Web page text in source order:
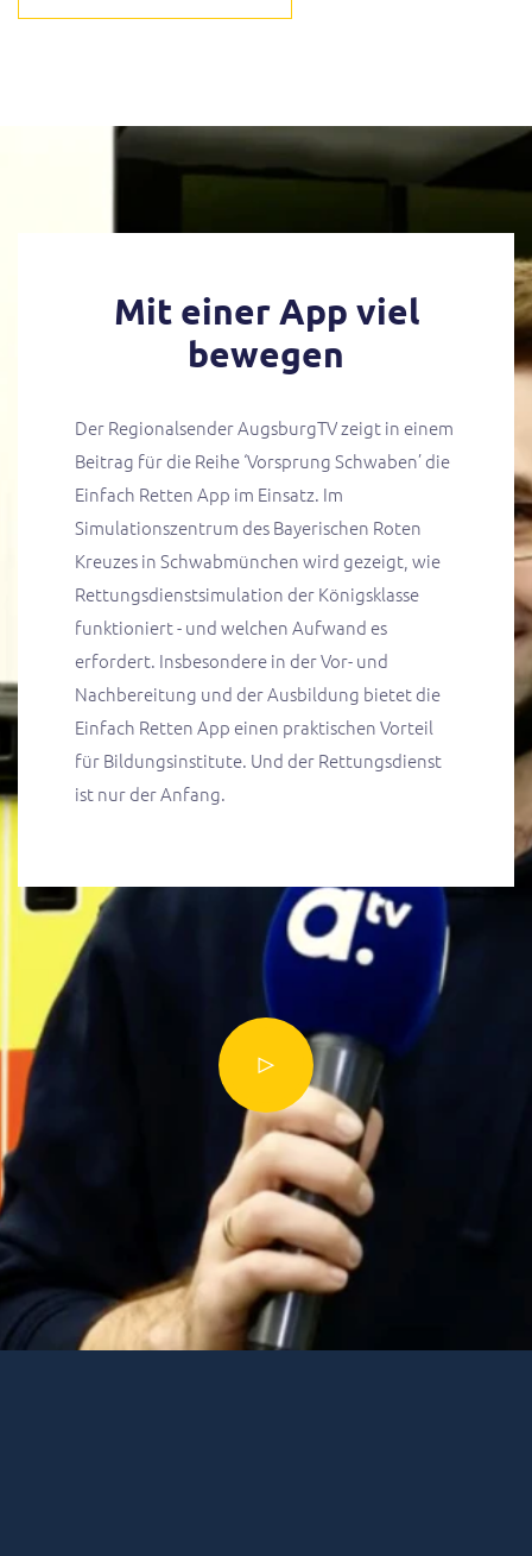
Mit einer App viel
bewegen
Der Regionalsender AugsburgTV zeigt in einem
Beitrag für die Reihe ‘Vorsprung Schwaben’ die
Einfach Retten App im Einsatz. Im
Simulationszentrum des Bayerischen Roten
Kreuzes in Schwabmünchen wird gezeigt, wie
Rettungsdienstsimulation der Königsklasse
funktioniert - und welchen Aufwand es
erfordert. Insbesondere in der Vor- und
Nachbereitung und der Ausbildung bietet die
Einfach Retten App einen praktischen Vorteil
für Bildungsinstitute. Und der Rettungsdienst
ist nur der Anfang.